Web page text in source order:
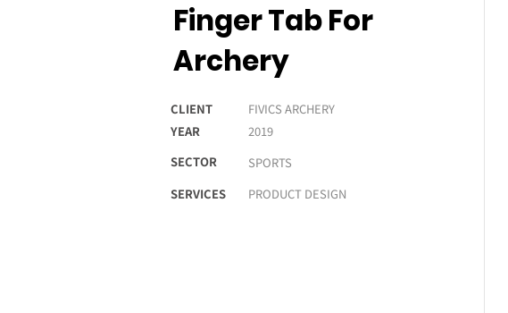
Finger Tab For
Archery
CLIENT
FIVICS ARCHERY
YEAR
2019
SECTOR
SPORTS
SERVICES
PRODUCT DESIGN